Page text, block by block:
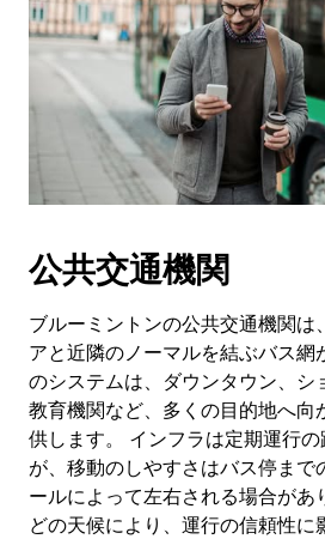
公共交通機関
ブルーミントンの公共交通機関は
アと近隣のノーマルを結ぶバス網
のシステムは、ダウンタウン、シ
教育機関など、多くの目的地へ向
供します。 インフラは定期運行
が、移動のしやすさはバス停まで
ールによって左右される場合があ
どの天候により、運行の信頼性に